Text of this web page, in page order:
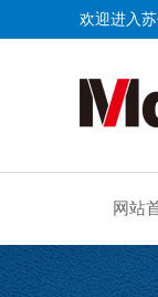
欢迎进入
网站